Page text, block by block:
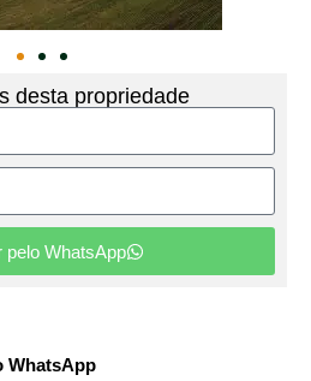
desta propriedade
pelo WhatsApp
WhatsApp